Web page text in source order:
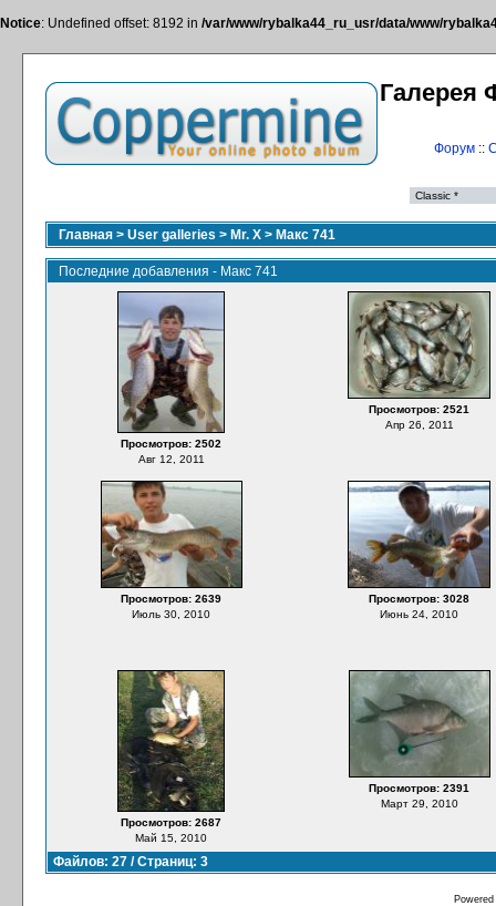
Notice: Undefined offset: 8192 in /var/www/rybalka44_ru_usr/data/www/
Галерея
Форум::
Главная > User galleries > Mr. X > Макс 741
Последние добавления - Макс 741
Просмотров: 2502
Авг 12, 2011
Просмотров: 2521
Апр 26, 2011
Просмотров: 2639
Июль 30, 2010
Просмотров: 3028
Июнь 24, 2010
Просмотров: 2687
Май 15, 2010
Просмотров: 2391
Март 29, 2010
Файлов: 27 / Страниц: 3